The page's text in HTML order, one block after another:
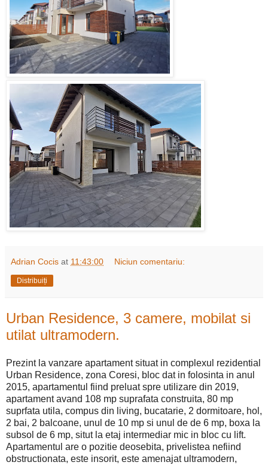
Adrian Cocis at 11:43:00 Niciun comentariu:
Distribuiți
Urban Residence, 3 camere, mobilat si
utilat ultramodern.
Prezint la vanzare apartament situat in complexul rezidential
Urban Residence, zona Coresi, bloc dat in folosinta in anul
2015, apartamentul fiind preluat spre utilizare din 2019,
apartament avand 108 mp suprafata construita, 80 mp
suprfata utila, compus din living, bucatarie, 2 dormitoare, hol,
2 bai, 2 balcoane, unul de 10 mp si unul de de 6 mp, boxa la
subsol de 6 mp, situt la etaj intermediar mic in bloc cu lift.
Apartamentul are o pozitie deosebita, privelistea nefiind
obstructionata, este insorit, este amenajat ultramodern,